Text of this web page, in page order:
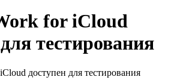
for iCloud
тестирования